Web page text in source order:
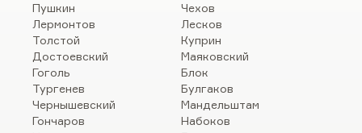
Пушкин
Лермонтов
Толстой
Достоевский
Гоголь
Тургенев
Чернышевский
Гончаров
Чехов
Лесков
Куприн
Маяковский
Блок
Булгаков
Мандельштам
Набоков